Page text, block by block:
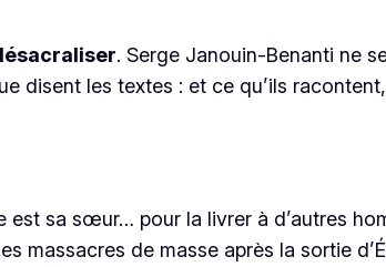
. Serge Janouin-Benanti ne
disent les textes : et ce qu’ils
est sa sœur… pour la livrer à d’autres
massacres de masse après la sortie